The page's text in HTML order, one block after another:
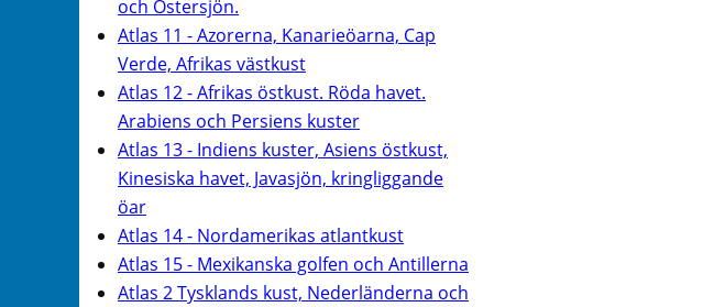
och Östersjön.
Atlas 11 - Azorerna, Kanarieöarna, Cap
Verde, Afrikas västkust
Atlas 12 - Afrikas östkust. Röda havet.
Arabiens och Persiens kuster
Atlas 13 - Indiens kuster, Asiens östkust,
Kinesiska havet, Javasjön, kringliggande
öar
Atlas 14 - Nordamerikas atlantkust
Atlas 15 - Mexikanska golfen och Antillerna
Atlas 2 Tysklands kust, Nederländerna och